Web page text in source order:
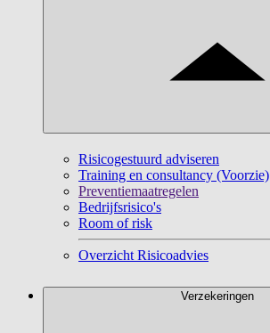
Risicogestuurd adviseren
Training en consultancy (Voorzie)
Preventiemaatregelen
Bedrijfsrisico's
Room of risk
Overzicht Risicoadvies
Verzekeringen